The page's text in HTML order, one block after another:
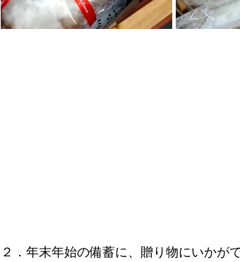
２．年末年始の備蓄に、贈り物にいかが